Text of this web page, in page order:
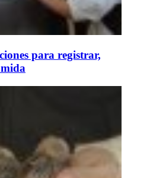
para registrar,